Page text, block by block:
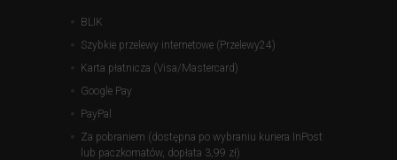
BLIK
Szybkie przelewy internetowe (Przelewy24)
Karta płatnicza (Visa/Mastercard)
Google Pay
PayPal
Za pobraniem (dostępna po wybraniu kuriera InPost
lub paczkomatów, dopłata 3,99 zł)